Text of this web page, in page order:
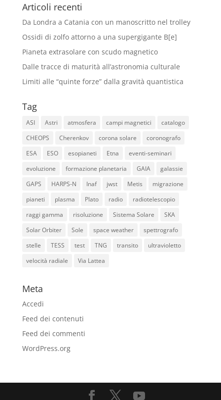
Articoli recenti
Da Londra a Catania con un manoscritto nel trolley
Ossidi di zolfo attorno a una supergigante B[e]
Pianeta extrasolare con scudo magnetico
Dalle tracce di maturità all’astronomia culturale
Limiti alle “quinte forze” dalla gravità quantistica
Tag
ASI Astri atmosfera campi magnetici
catalogo
CHEOPS
Cherenkov corona solare
coronografo
ESA
ESO esopianeti Etna
eventi-seminari
evoluzione
formazione planetaria GAIA
galassie
GAPS
HARPS-N Inaf jwst Metis
migrazione
pianeti
plasma Plato radio
radiotelescopio
raggi gamma
risoluzione Sistema Solare
SKA
Solar Orbiter
Sole space weather
spettrografo
stelle
TESS test TNG transito
ultravioletto
velocità radiale
Via Lattea
Meta
Accedi
Feed dei contenuti
Feed dei commenti
WordPress.org